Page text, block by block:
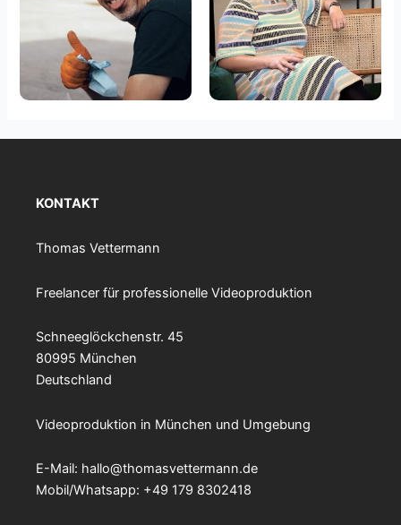
KONTAKT
Thomas Vettermann
Freelancer für professionelle Videoproduktion
Schneeglöckchenstr. 45
80995 München
Deutschland
Videoproduktion in München und Umgebung
E-Mail: hallo@thomasvettermann.de
Mobil/Whatsapp: +49 179 8302418